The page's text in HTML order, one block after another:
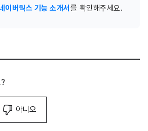
이버웍스 기능 소개서 를 확인해주세요.
아니오